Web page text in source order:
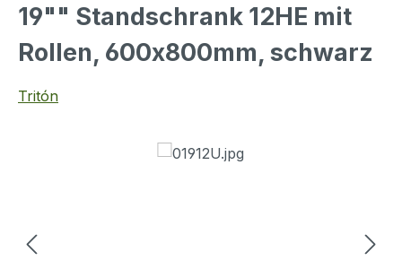
19"" Standschrank 12HE mit
Rollen, 600x800mm, schwarz
Tritón
Bildergalerie überspringen